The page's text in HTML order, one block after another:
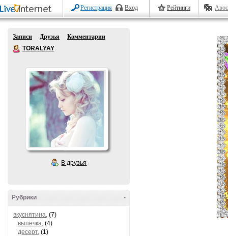
Регистрация Вход Рейтинги
Записи Друзья
Комментарии
TORALYAY
В друзья
-
Рубрики
вкуснятина, (7)
выпечка, (4)
десерт, (1)